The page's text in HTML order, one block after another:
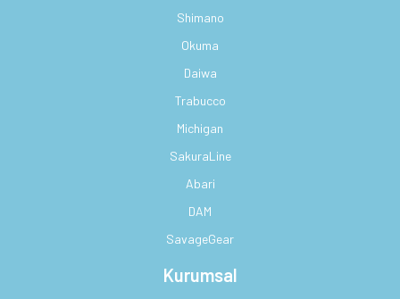
Shimano
Okuma
Daiwa
Trabucco
Michigan
SakuraLine
Abari
DAM
SavageGear
Kurumsal